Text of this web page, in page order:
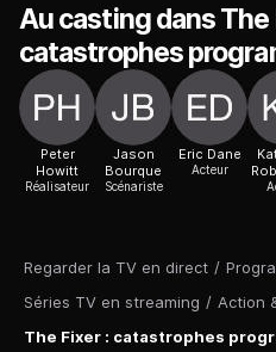
Regarder la TV en direct /
Séries TV en streaming / Action
The Fixer : catastrophes
Au casting dans The
catastrophes
Peter
Howitt
Réalisateur
Jason
Bourque
Scénariste
Eric Dane
Acteur